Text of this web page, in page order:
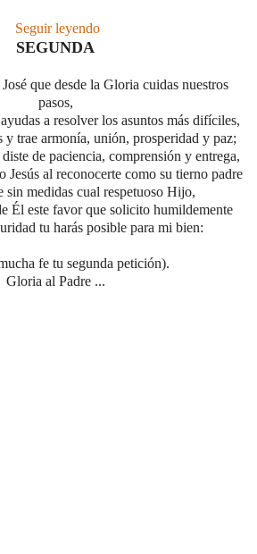
Seguir leyendo
SEGUNDA
que desde la Gloria cuidas nuestros
pasos,
a resolver los asuntos más difíciles,
y trae armonía, unión, prosperidad y paz;
de paciencia, comprensión y entrega,
Jesús al reconocerte como su tierno padre
sin medidas cual respetuoso Hijo,
Él este favor que solicito humildemente
tu harás posible para mi bien:
fe tu segunda petición).
Gloria al Padre ...